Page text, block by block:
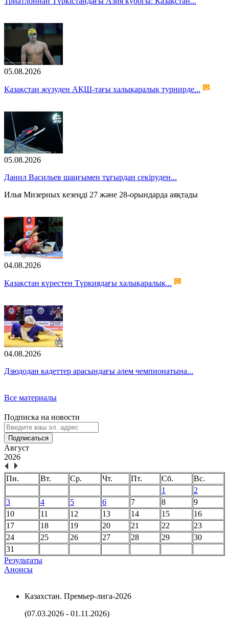
05.08.2026
Қазақстан жүзуден АҚШ-тағы халықаралық турнирде...
05.08.2026
Данил Васильев шаңғымен тұғырдан секіруден...
Илья Мизерных кезеңді 27 және 28-орындарда аяқтады
04.08.2026
Қазақстан күрестен Түркиядағы халықаралық...
04.08.2026
Дзюдодан кадеттер арасындағы әлем чемпионатына...
Все материалы
Подписка на новости
Подписаться
Август
2026
Пн. Вт. Ср. Чт. Пт. Сб.
Вс.
1
2
3
4 5 6 7 8
9
10
11 12 13 14 15
16
17
18 19 20 21 22
23
24
25 26 27 28 29
30
31
Результаты
Анонсы
Казахстан. Премьер-лига-2026
(07.03.2026 - 01.11.2026)